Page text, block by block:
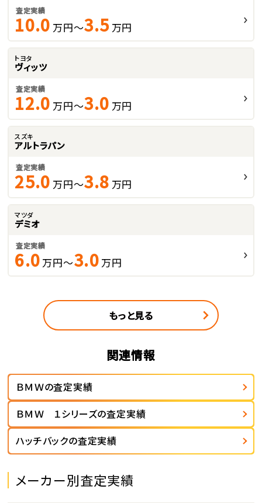
査定実績
10.0 万円～3.5 万円
トヨタ
ヴィッツ
査定実績
12.0 万円～3.0 万円
スズキ
アルトラパン
査定実績
25.0 万円～3.8 万円
マツダ
デミオ
査定実績
6.0 万円～3.0 万円
もっと見る
関連情報
ＢＭＷの査定実績
ＢＭＷ １シリーズの査定実績
ハッチバックの査定実績
メーカー別査定実績